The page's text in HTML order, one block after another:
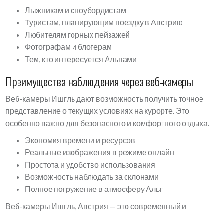
Лыжникам и сноубордистам
Туристам, планирующим поездку в Австрию
Любителям горных пейзажей
Фотографам и блогерам
Тем, кто интересуется Альпами
Преимущества наблюдения через веб-камеры
Веб-камеры Ишгль дают возможность получить точное
представление о текущих условиях на курорте. Это
особенно важно для безопасного и комфортного отдыха.
Экономия времени и ресурсов
Реальные изображения в режиме онлайн
Простота и удобство использования
Возможность наблюдать за склонами
Полное погружение в атмосферу Альп
Веб-камеры Ишгль, Австрия — это современный и